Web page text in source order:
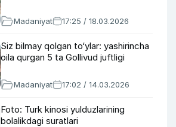
Madaniyat 17:25 / 18.03.2026
Siz bilmay qolgan to‘ylar: yashirincha
oila qurgan 5 ta Gollivud juftligi
Madaniyat 17:02 / 14.03.2026
Foto: Turk kinosi yulduzlarining
bolalikdagi suratlari